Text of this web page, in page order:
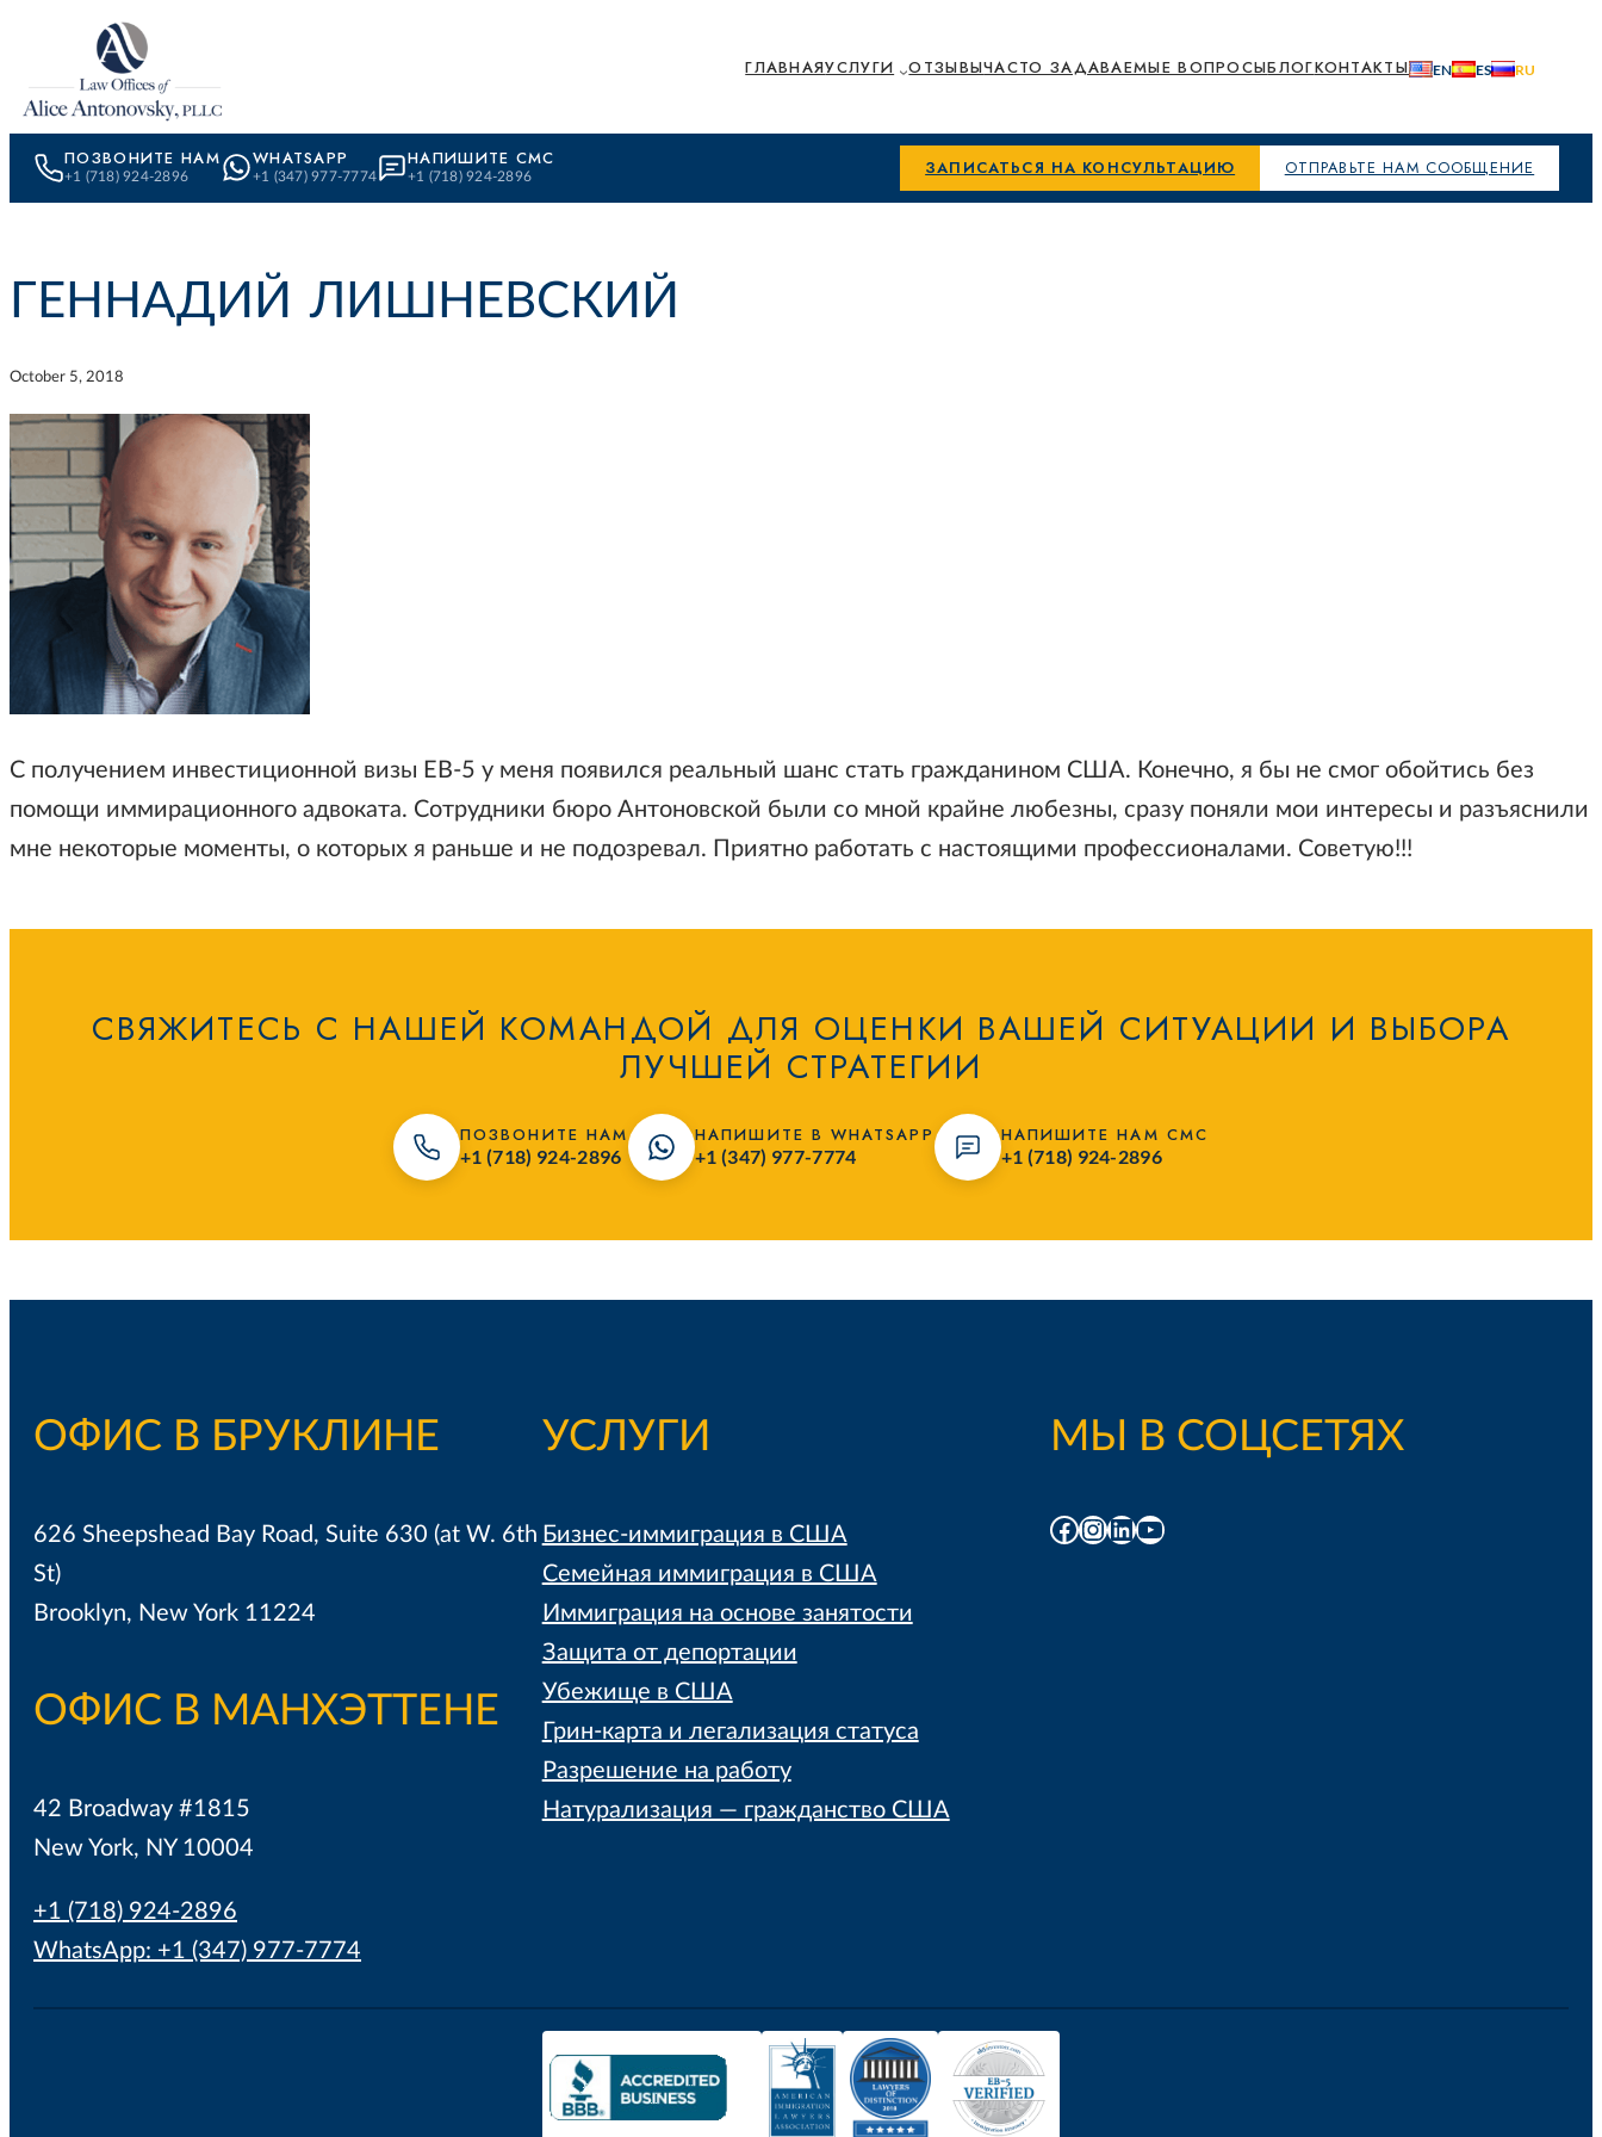
Skip to content
ГЛАВНАЯУСЛУГИ ОТЗЫВЫЧАСТО ЗАДАВАЕМЫЕ ВОПРОСЫБЛОГКОНТАКТЫ
ПОЗВОНИТЕ НАМ
+1 (718) 924-2896
WHATSAPP
+1 (347) 977-7774
НАПИШИТЕ СМС
+1 (718) 924-2896 ЗАПИСАТЬСЯ НА КОНСУЛЬТАЦИЮ ОТПРАВЬТЕ НАМ СООБЩЕНИЕ
ГЕННАДИЙ ЛИШНЕВСКИЙ
October 5, 2018
С получением инвестиционной визы EB-5 у меня появился реальный шанс стать гражданином США. Конечно, я бы не смог обойтись без
помощи иммирационного адвоката. Сотрудники бюро Антоновской были со мной крайне любезны, сразу поняли мои интересы и разъяснили
мне некоторые моменты, о которых я раньше и не подозревал. Приятно работать с настоящими профессионалами. Советую!!!
СВЯЖИТЕСЬ С НАШЕЙ КОМАНДОЙ ДЛЯ ОЦЕНКИ ВАШЕЙ СИТУАЦИИ И ВЫБОРА
ЛУЧШЕЙ СТРАТЕГИИ
ПОЗВОНИТЕ НАМ
+1 (718) 924-2896
НАПИШИТЕ В WHATSAPP
+1 (347) 977-7774
НАПИШИТЕ НАМ СМС
+1 (718) 924-2896
ОФИС В БРУКЛИНЕ
626 Sheepshead Bay Road, Suite 630 (at W. 6th
St)
Brooklyn, New York 11224
ОФИС В МАНХЭТТЕНЕ
42 Broadway #1815
New York, NY 10004
+1 (718) 924-2896
WhatsApp: +1 (347) 977-7774
УСЛУГИ
Бизнес-иммиграция в США
Семейная иммиграция в США
Иммиграция на основе занятости
Защита от депортации
Убежище в США
Грин-карта и легализация статуса
Разрешение на работу
Натурализация — гражданство США
МЫ В СОЦСЕТЯХ
Facebook
Instagram
LinkedIn
YouTube